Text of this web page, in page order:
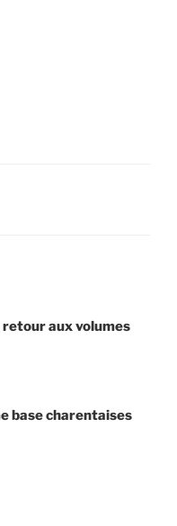
retour aux volumes
base charentaises